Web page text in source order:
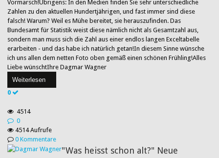
Vormarsch!Übrigens: In den Medien finden Sie sehr unterschiedliche
Zahlen zu den aktuellen Hundertjährigen, und fast immer sind diese
falsch! Warum? Weil es Mühe bereitet, sie herauszufinden. Das
Bundesamt für Statistik weist diese nämlich nicht als Gesamtzahl aus,
sondern man muss sich die Zahl aus einer endlos langen Exceltabelle
erarbeiten - und das habe ich natürlich getan!In diesem Sinne wünsche
ich uns allen dem netten Foto oben gemäß einen schönen Frühling!Alles
Liebe wünschtIhre Dagmar Wagner
Weiterlesen
0
4514
0
4514 Aufrufe
0 Kommentare
"Was heisst schon alt?" Neue